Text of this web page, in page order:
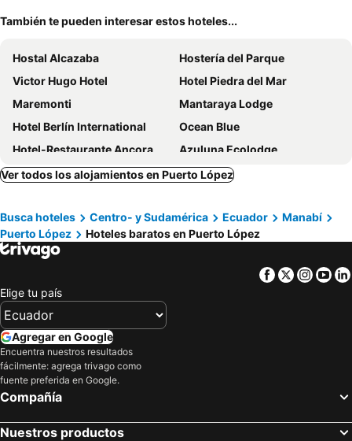
También te pueden interesar estos hoteles...
Hostal Alcazaba
Hostería del Parque
Victor Hugo Hotel
Hotel Piedra del Mar
Maremonti
Mantaraya Lodge
Hotel Berlín International
Ocean Blue
Hotel-Restaurante Ancora
Azuluna Ecolodge
Spondylus
Whale House Hotel
Sun Place Hosteria
Hostal Machalilla
Zutalu
El Cascol
Nautilus
Hotel Nantu Hostería
Manteña Boutique Hotel
El Campito Art Lodge
Hotel La Costa International
Hotel Pacífico
Humpback Internacional
Agua Blanca
Centro Turístico Salango
Ver todos los alojamientos en Puerto López
Busca hoteles Centro- y Sudamérica Ecuador
Manabí
Puerto López
Hoteles baratos en Puerto López
Facebook
Twitter
Elige tu país
Agregar en Google
Encuentra nuestros resultados
fácilmente: agrega trivago como
fuente preferida en Google.
Compañía
Nuestros productos